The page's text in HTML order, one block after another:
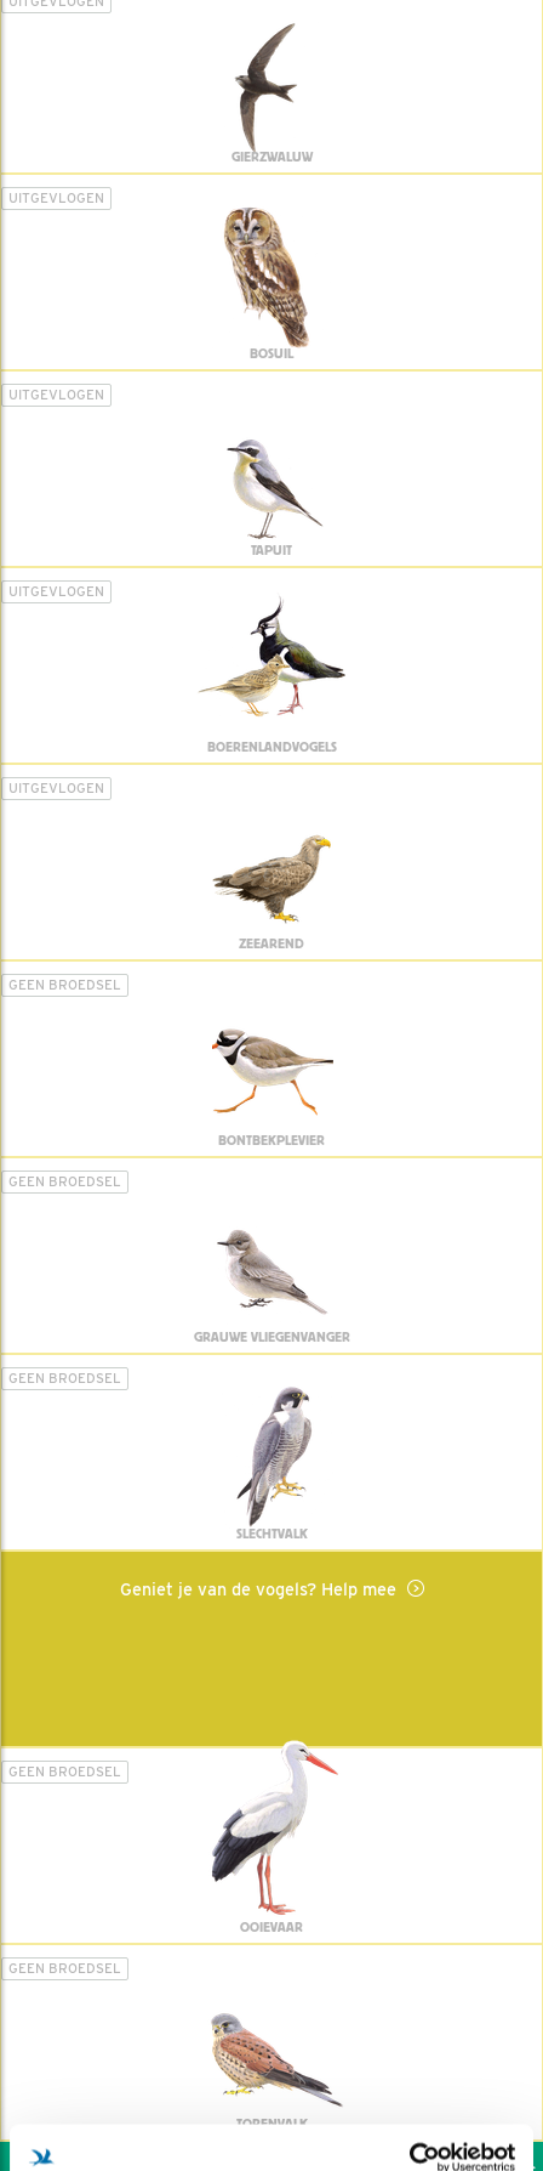
GIERZWALUW
UITGEVLOGEN
BOSUIL
UITGEVLOGEN
TAPUIT
UITGEVLOGEN
BOERENLANDVOGELS
UITGEVLOGEN
ZEEAREND
GEEN BROEDSEL
BONTBEKPLEVIER
GEEN BROEDSEL
GRAUWE VLIEGENVANGER
GEEN BROEDSEL
SLECHTVALK
Geniet je van de vogels? Help mee
GEEN BROEDSEL
OOIEVAAR
GEEN BROEDSEL
TORENVALK